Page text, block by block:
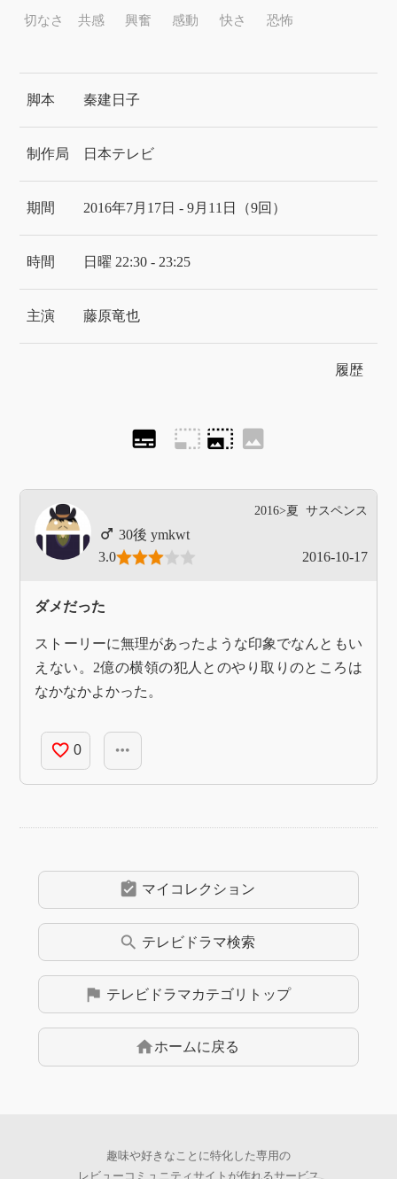
切なさ 共感 興奮 感動 快さ 恐怖
脚本 秦建日子
制作局 日本テレビ
期間 2016年7月17日 - 9月11日（9回）
時間 日曜 22:30 - 23:25
主演 藤原竜也
履歴
subtitles photo_size_select_small photo_size_select_large image
2016>夏 サスペンス
ymkwt
3.0
2016-10-17
ダメだった
ストーリーに無理があったような印象でなんともい
えない。2億の横領の犯人とのやり取りのところは
なかなかよかった。
favorite_border 0 more_horiz
assignment_turned_in マイコレクション
search テレビドラマ検索
flag テレビドラマカテゴリトップ
homeホームに戻る
趣味や好きなことに特化した専用の
レビューコミュニティサイトが作れるサービス